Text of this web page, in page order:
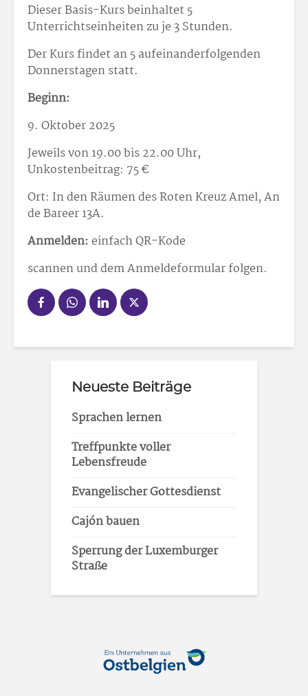
Dieser Basis-Kurs beinhaltet 5
Unterrichtseinheiten zu je 3 Stunden.
Der Kurs findet an 5 aufeinanderfolgenden
Donnerstagen statt.
Beginn:
9. Oktober 2025
Jeweils von 19.00 bis 22.00 Uhr,
Unkostenbeitrag: 75 €
Ort: In den Räumen des Roten Kreuz Amel, An
de Bareer 13A.
Anmelden:einfach QR-Kode
scannen und dem Anmeldeformular folgen.
Neueste Beiträge
Sprachen lernen
Treffpunkte voller
Lebensfreude
Evangelischer Gottesdienst
Cajón bauen
Sperrung der Luxemburger
Straße